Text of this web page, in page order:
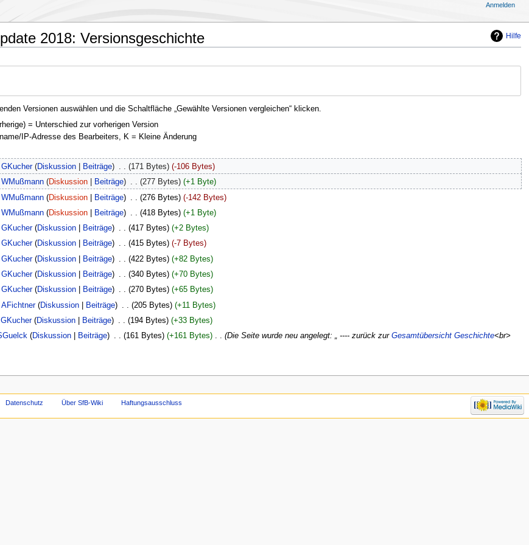
Hilfe
2018: Versionsgeschichte
Versionen auswählen und die Schaltfläche „Gewählte Versionen vergleichen“ klicken.
= Unterschied zur vorherigen Version
IP-Adresse des Bearbeiters, K = Kleine Änderung
GKucher Diskussion Beiträge 171 Bytes
-106 Bytes
WMußmann Diskussion Beiträge 277 Bytes
+1 Byte
WMußmann Diskussion Beiträge 276 Bytes
-142 Bytes
WMußmann Diskussion Beiträge 418 Bytes
+1 Byte
GKucher Diskussion Beiträge 417 Bytes
+2 Bytes
GKucher Diskussion Beiträge 415 Bytes
-7 Bytes
GKucher Diskussion Beiträge 422 Bytes
+82 Bytes
GKucher Diskussion Beiträge 340 Bytes
+70 Bytes
GKucher Diskussion Beiträge 270 Bytes
+65 Bytes
AFichtner Diskussion Beiträge 205 Bytes
+11 Bytes
GKucher Diskussion Beiträge 194 Bytes
+33 Bytes
Diskussion Beiträge 161 Bytes +161 Bytes ‎ Die Seite wurde neu angelegt: „ ---- zurück zur Gesamtübersicht Geschichte<br>
Anmelden
Datenschutz Über SfB-Wiki Haftungsausschluss